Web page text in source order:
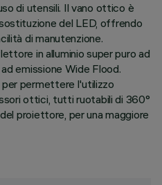
di utensili. Il vano ottico è
del LED, offrendo
di manutenzione.
in alluminio super puro ad
emissione Wide Flood.
permettere l'utilizzo
ottici, tutti ruotabili di 360°
proiettore, per una maggiore